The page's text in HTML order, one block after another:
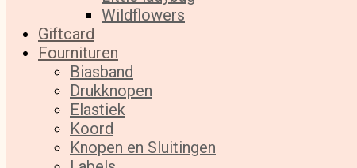
Wildflowers
Giftcard
Fournituren
Biasband
Drukknopen
Elastiek
Koord
Knopen en Sluitingen